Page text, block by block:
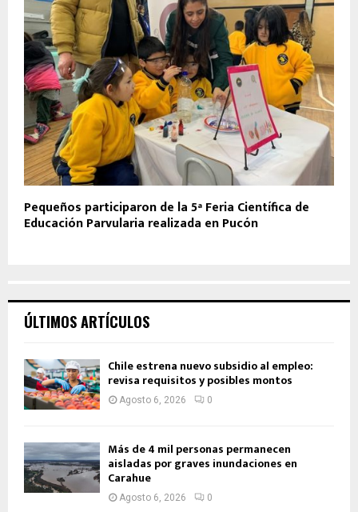
Pequeños participaron de la 5ª Feria Científica de
Educación Parvularia realizada en Pucón
ÚLTIMOS ARTÍCULOS
Chile estrena nuevo subsidio al empleo:
revisa requisitos y posibles montos
Agosto 6, 2026 0
Más de 4 mil personas permanecen
aisladas por graves inundaciones en
Carahue
Agosto 6, 2026 0